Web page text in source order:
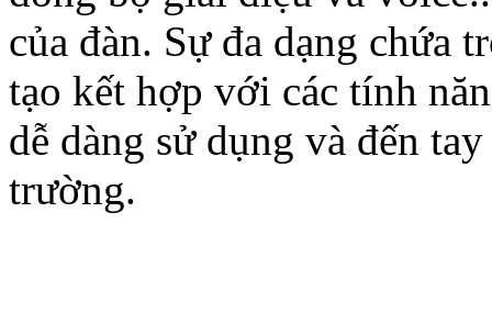
của đàn. Sự đa dạng chứa
tạo kết hợp với các tính
dễ dàng sử dụng và đến
trường.